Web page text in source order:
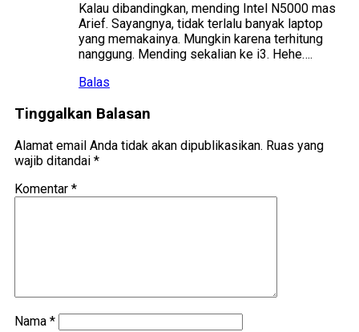
Kalau dibandingkan, mending Intel N5000 mas
Arief. Sayangnya, tidak terlalu banyak laptop
yang memakainya. Mungkin karena terhitung
nanggung. Mending sekalian ke i3. Hehe….
Balas
Tinggalkan Balasan
Alamat email Anda tidak akan dipublikasikan. Ruas yang
wajib ditandai *
Komentar *
Nama *